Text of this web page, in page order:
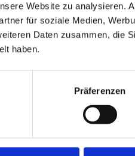
Website zu analysieren.
für soziale Medien,
Daten zusammen, die
haben.
Präferenzen
Grundstück freigeräumt ist
die endgültige